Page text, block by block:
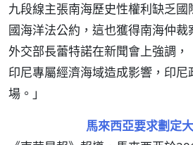
九段線主張南海歷史性權利缺乏
國海洋法公約，這也獲得南海仲
外交部長蕾特諾在新聞會上強調
印尼專屬經濟海域造成影響，印尼
場。」
馬來西亞要求劃定